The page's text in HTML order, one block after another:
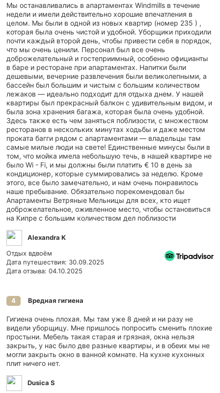
Мы останавливались в апартаментах Windmills в течение
недели и имели действительно хорошие впечатления в
целом. Мы были в одной из новых квартир (номер 235 ) ,
которая была очень чистой и удобной. Уборщики приходили
почти каждый второй день, чтобы привести себя в порядок,
что мы очень ценили. Персонал был все очень
доброжелательный и гостеприимный, особенно официанты
в баре и ресторане при апартаментах. Напитки были
дешевыми, вечерние развлечения были великолепными, а
бассейн был большим и чистым с большим количеством
лежаков — идеально подходит для отдыха днем. У нашей
квартиры был прекрасный балкон с удивительным видом, и
была зона хранения багажа, которая была очень удобной.
Здесь также есть чем заняться поблизости, с множеством
ресторанов в нескольких минутах ходьбы и даже местом
проката багги рядом с апартаментами — владельцы там
самые милые люди на свете! Единственные минусы были в
том, что мойка имела небольшую течь, в нашей квартире не
было Wi - Fi, и мы должны были платить € 10 в день за
кондиционер, которые суммировались за неделю. Кроме
этого, все было замечательно, и нам очень понравилось
наше пребывание. Обязательно порекомендовал бы
Апартаменты Ветряные Мельницы для всех, кто ищет
доброжелательное, оживленное место, чтобы остановиться
на Кипре с большим количеством дел поблизости
Alexandra K
Отдых вдвоём
Дата путешествия: 30.09.2025
Дата отзыва: 04.10.2025
4 Вредная гигиена
Гигиена очень плохая. Мы там уже 8 дней и ни разу не
видели уборщицу. Мне пришлось попросить сменить плохие
простыни. Мебель такая старая и грязная, окна нельзя
закрыть, у нас было две разные квартиры, и в обеих мы не
могли закрыть окно в ванной комнате. На кухне кухонных
плит ничего нет.
Dusica S